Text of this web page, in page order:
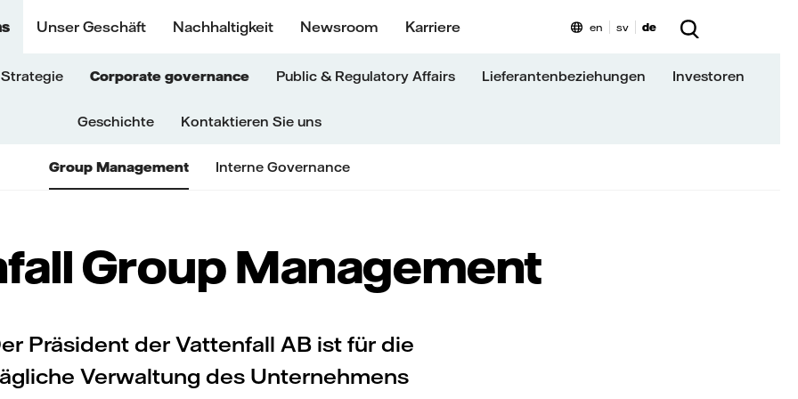
Unser Geschäft Nachhaltigkeit Newsroom Karriere
Corporate governance Public & Regulatory Affairs Lieferantenbeziehungen Investoren
Geschichte Kontaktieren Sie uns
Group Management Interne Governance
en sv de
Group Management
Präsident der Vattenfall AB ist für die
Verwaltung des Unternehmens